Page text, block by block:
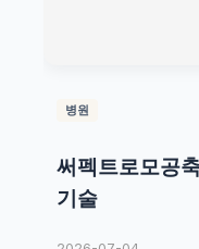
병원
써펙트로모공
기술